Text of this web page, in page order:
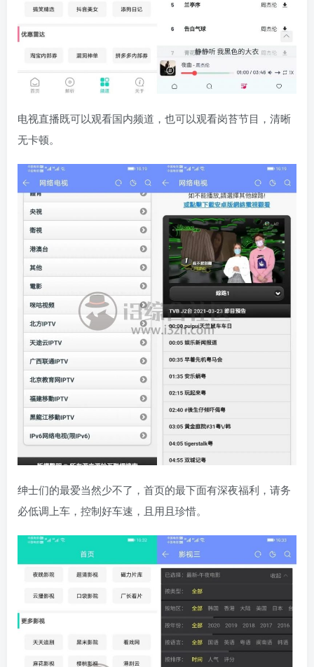
电视直播既可以观看国内频道，也可以观看岗苔节目，清晰
无卡顿。
绅士们的最爱当然少不了，首页的最下面有深夜福利，请务
必低调上车，控制好车速，且用且珍惜。